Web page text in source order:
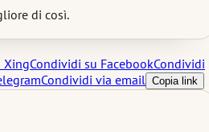
di così.
XingCondividi su FacebookCondividi
Condividi via email Copia link